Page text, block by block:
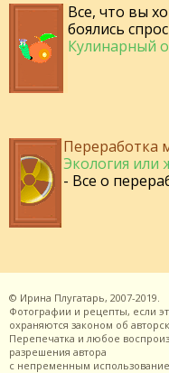
Все, что вы
боялись
Кулинарный
Переработка
Экология или
- Все о
© Ирина Плугатарь, 2007-2019.
Фотографии и рецепты, если
охраняются законом об
Перепечатка и любое
разрешения автора
с непременным